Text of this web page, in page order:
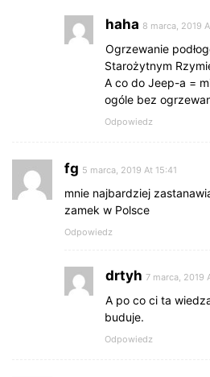
haha 8 marca, 2019
Ogrzewanie
Starożytnym
A co do Jeep-a =
ogóle bez
Odpowiedz
fg 5 marca, 2019 At 15:41
mnie najbardziej
zamek w Polsce
Odpowiedz
drtyh 7 marca, 2019
A po co ci ta
buduje.
Odpowiedz